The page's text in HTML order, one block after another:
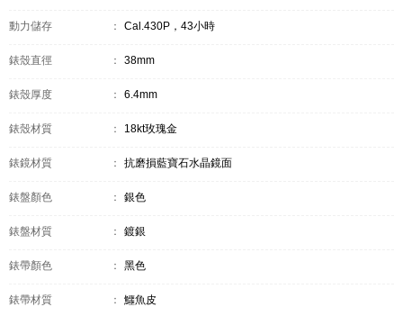
動力儲存 ： Cal.430P，43小時
錶殼直徑 ： 38mm
錶殼厚度 ： 6.4mm
錶殼材質 ： 18kt玫瑰金
錶鏡材質 ： 抗磨損藍寶石水晶鏡面
錶盤顏色 ： 銀色
錶盤材質 ： 鍍銀
錶帶顏色 ： 黑色
錶帶材質 ： 鱷魚皮